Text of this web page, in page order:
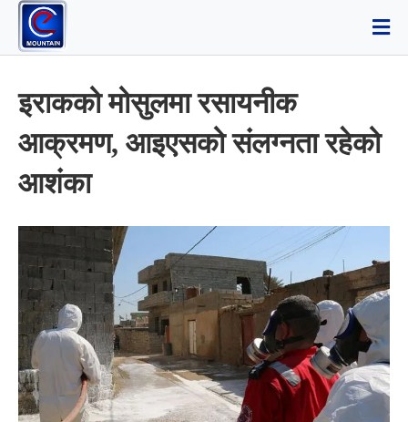
इराकको मोसुलमा रसायनीक
आक्रमण, आइएसको संलग्नता रहेको
आशंका